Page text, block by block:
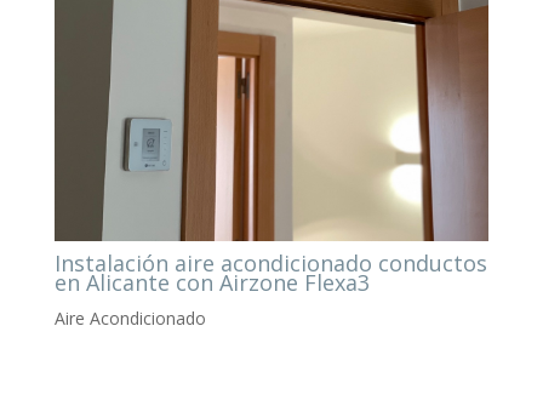
Instalación aire acondicionado conductos
en Alicante con Airzone Flexa3
Aire Acondicionado